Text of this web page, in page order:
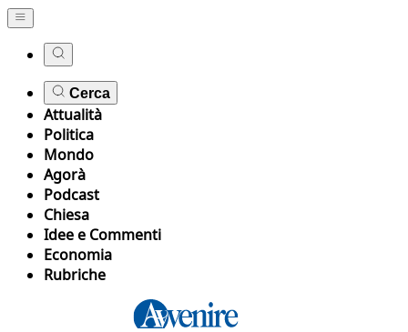
Cerca
Attualità
Politica
Mondo
Agorà
Podcast
Chiesa
Idee e Commenti
Economia
Rubriche